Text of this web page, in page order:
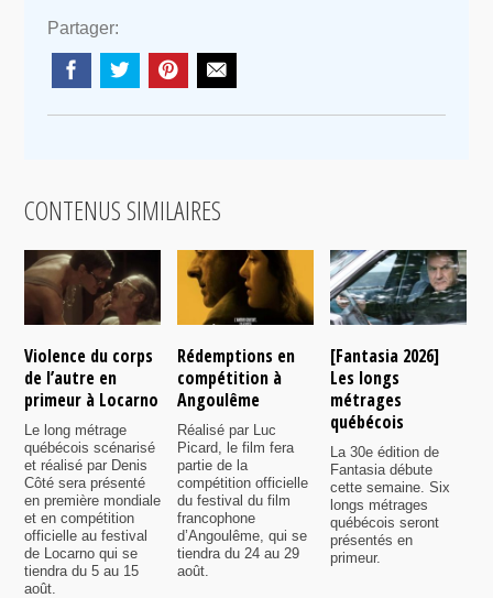
Partager:
CONTENUS SIMILAIRES
Violence du corps
de l’autre en
primeur à Locarno
Le long métrage
québécois scénarisé
et réalisé par Denis
Côté sera présenté
en première mondiale
et en compétition
officielle au festival
de Locarno qui se
tiendra du 5 au 15
août.
Rédemptions en
compétition à
Angoulême
Réalisé par Luc
Picard, le film fera
partie de la
compétition officielle
du festival du film
francophone
d’Angoulême, qui se
tiendra du 24 au 29
août.
[Fantasia 2026]
Les longs
métrages
québécois
La 30e édition de
Fantasia débute
cette semaine. Six
longs métrages
québécois seront
présentés en
primeur.